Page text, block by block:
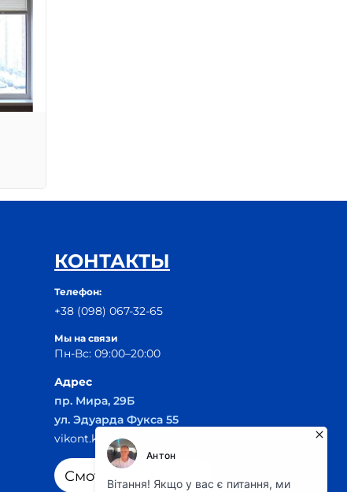
КОНТАКТЫ
Телефон:
+38 (098) 067-32-65
Мы на связи
Пн-Вс: 09:00–20:00
Адрес
пр. Мира, 29Б
ул. Эдуарда Фукса 55
vikont.kr@ukr.net
Смотреть на карте